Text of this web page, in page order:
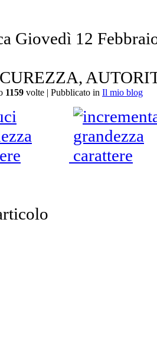
Giovedì 12
1159 volte | Pubblicato in Il mio blog